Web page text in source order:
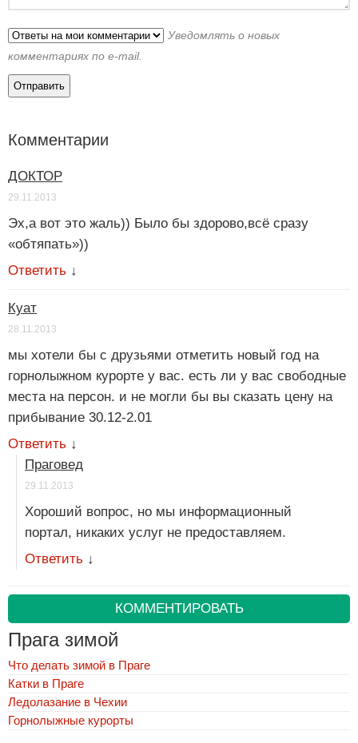
Уведомлять о новых
комментариях по e-mail.
Комментарии
ДОКТОР
29.11.2013
Эх,а вот это жаль)) Было бы здорово,всё сразу
«обтяпать»))
Ответить ↓
Куат
28.11.2013
мы хотели бы с друзьями отметить новый год на
горнолыжном курорте у вас. есть ли у вас свободные
места на персон. и не могли бы вы сказать цену на
прибывание 30.12-2.01
Ответить ↓
Праговед
29.11.2013
Хороший вопрос, но мы информационный
портал, никаких услуг не предоставляем.
Ответить ↓
КОММЕНТИРОВАТЬ
Прага зимой
Что делать зимой в Праге
Катки в Праге
Ледолазание в Чехии
Горнолыжные курорты